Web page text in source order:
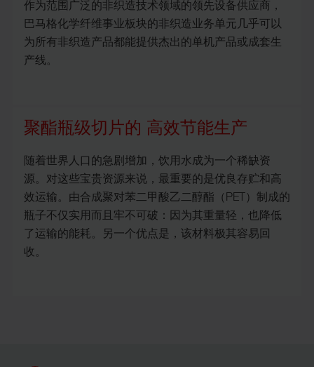
作为范围广泛的非织造技术领域的领先设备供应商，
巴马格化学纤维事业板块的非织造业务单元几乎可以
为所有非织造产品都能提供杰出的单机产品或成套生
产线。
聚酯瓶级切片的 高效节能生产
随着世界人口的急剧增加，饮用水成为一个稀缺资
源。对这些宝贵资源来说，最重要的是优良存贮和高
效运输。由合成聚对苯二甲酸乙二醇酯（PET）制成的
瓶子不仅实用而且牢不可破：因为其重量轻，也降低
了运输的能耗。另一个优点是，该材料极其容易回
收。